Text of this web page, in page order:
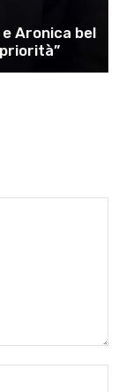
Aronica bel